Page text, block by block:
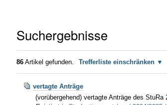
Suchergebnisse
86 Artikel gefunden. Trefferliste einschränken
vertagte Anträge
(vorübergehend) vertagte Anträge des StuRa